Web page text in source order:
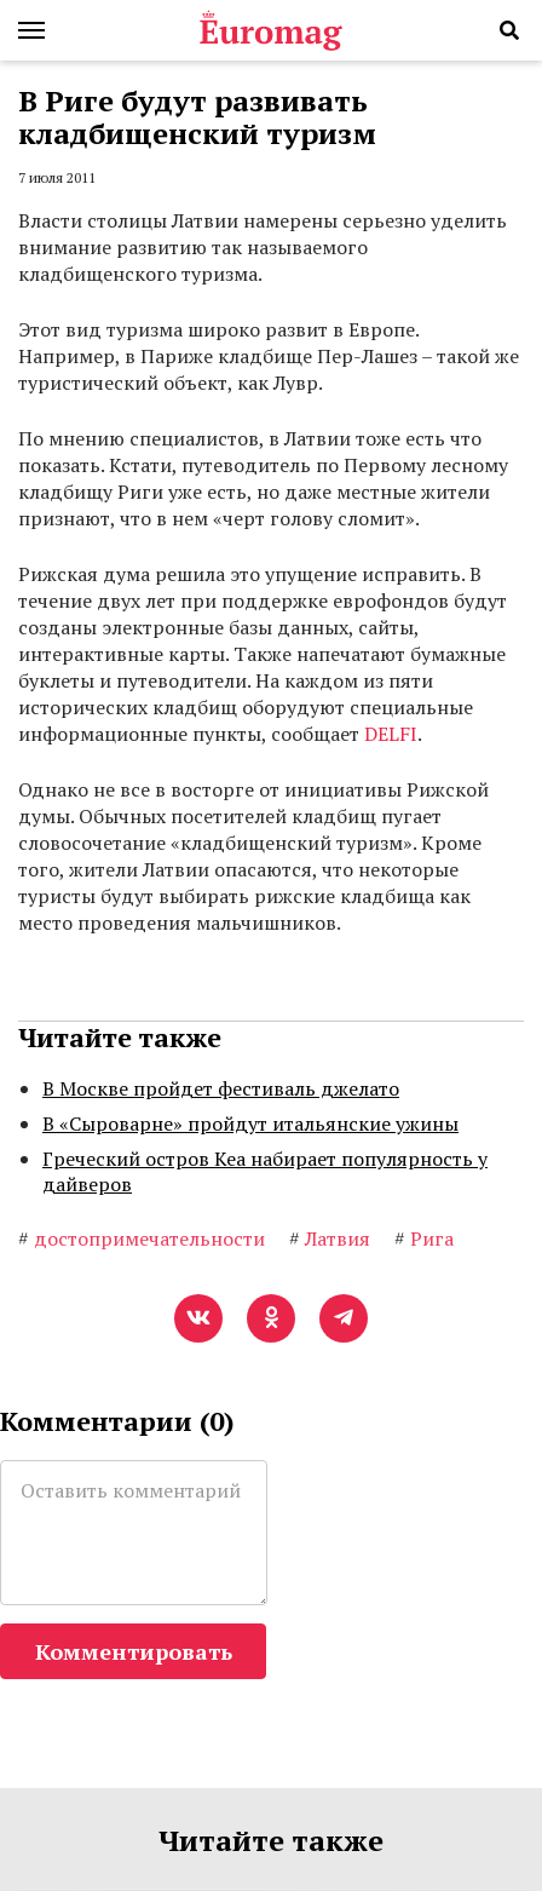
В Риге будут развивать
кладбищенский туризм
7 июля 2011
Власти столицы Латвии намерены серьезно уделить
внимание развитию так называемого
кладбищенского туризма.
Этот вид туризма широко развит в Европе.
Например, в Париже кладбище Пер-Лашез – такой же
туристический объект, как Лувр.
По мнению специалистов, в Латвии тоже есть что
показать. Кстати, путеводитель по Первому лесному
кладбищу Риги уже есть, но даже местные жители
признают, что в нем «черт голову сломит».
Рижская дума решила это упущение исправить. В
течение двух лет при поддержке еврофондов будут
созданы электронные базы данных, сайты,
интерактивные карты. Также напечатают бумажные
буклеты и путеводители. На каждом из пяти
исторических кладбищ оборудуют специальные
информационные пункты, сообщает DELFI.
Однако не все в восторге от инициативы Рижской
думы. Обычных посетителей кладбищ пугает
словосочетание «кладбищенский туризм». Кроме
того, жители Латвии опасаются, что некоторые
туристы будут выбирать рижские кладбища как
место проведения мальчишников.
Читайте также
В Москве пройдет фестиваль джелато
В «Сыроварне» пройдут итальянские ужины
Греческий остров Кеа набирает популярность у
дайверов
# достопримечательности # Латвия # Рига
Комментарии (0)
Комментировать
Читайте также